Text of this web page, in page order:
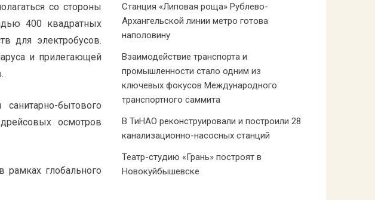
со стороны
400 квадратных
для электробусов.
и прилегающей
бытового
осмотров
рамках глобального
Станция «Липовая роща» Рублево-
Архангельской линии метро готова
наполовину
Взаимодействие транспорта и
промышленности стало одним из
ключевых фокусов Международного
транспортного саммита
В ТиНАО реконструировали и построили 28
канализационно-насосных станций
Театр-студию «Грань» построят в
Новокуйбышевске